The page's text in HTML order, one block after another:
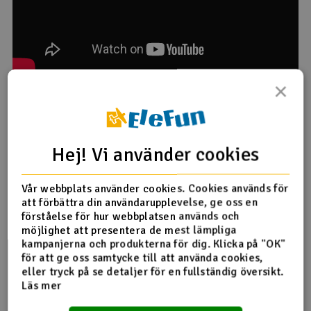
EPP
Vingspan
640Mm
Vikt
180G
Flygtid
Handla om. 5 min
Rekommenderat
batteri
3S ~ 350mAh
Byggtid Handla om. 120min
Product details in english
Mer info på engelska
×
Hej! Vi använder cookies
Vår webbplats använder cookies. Cookies används för
att förbättra din användarupplevelse, ge oss en
förståelse för hur webbplatsen används och
möjlighet att presentera de mest lämpliga
kampanjerna och produkterna för dig. Klicka på "OK"
för att ge oss samtycke till att använda cookies,
eller tryck på se detaljer för en fullständig översikt.
Läs mer